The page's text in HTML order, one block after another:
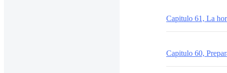
Capitulo 61, La
Capitulo 60,